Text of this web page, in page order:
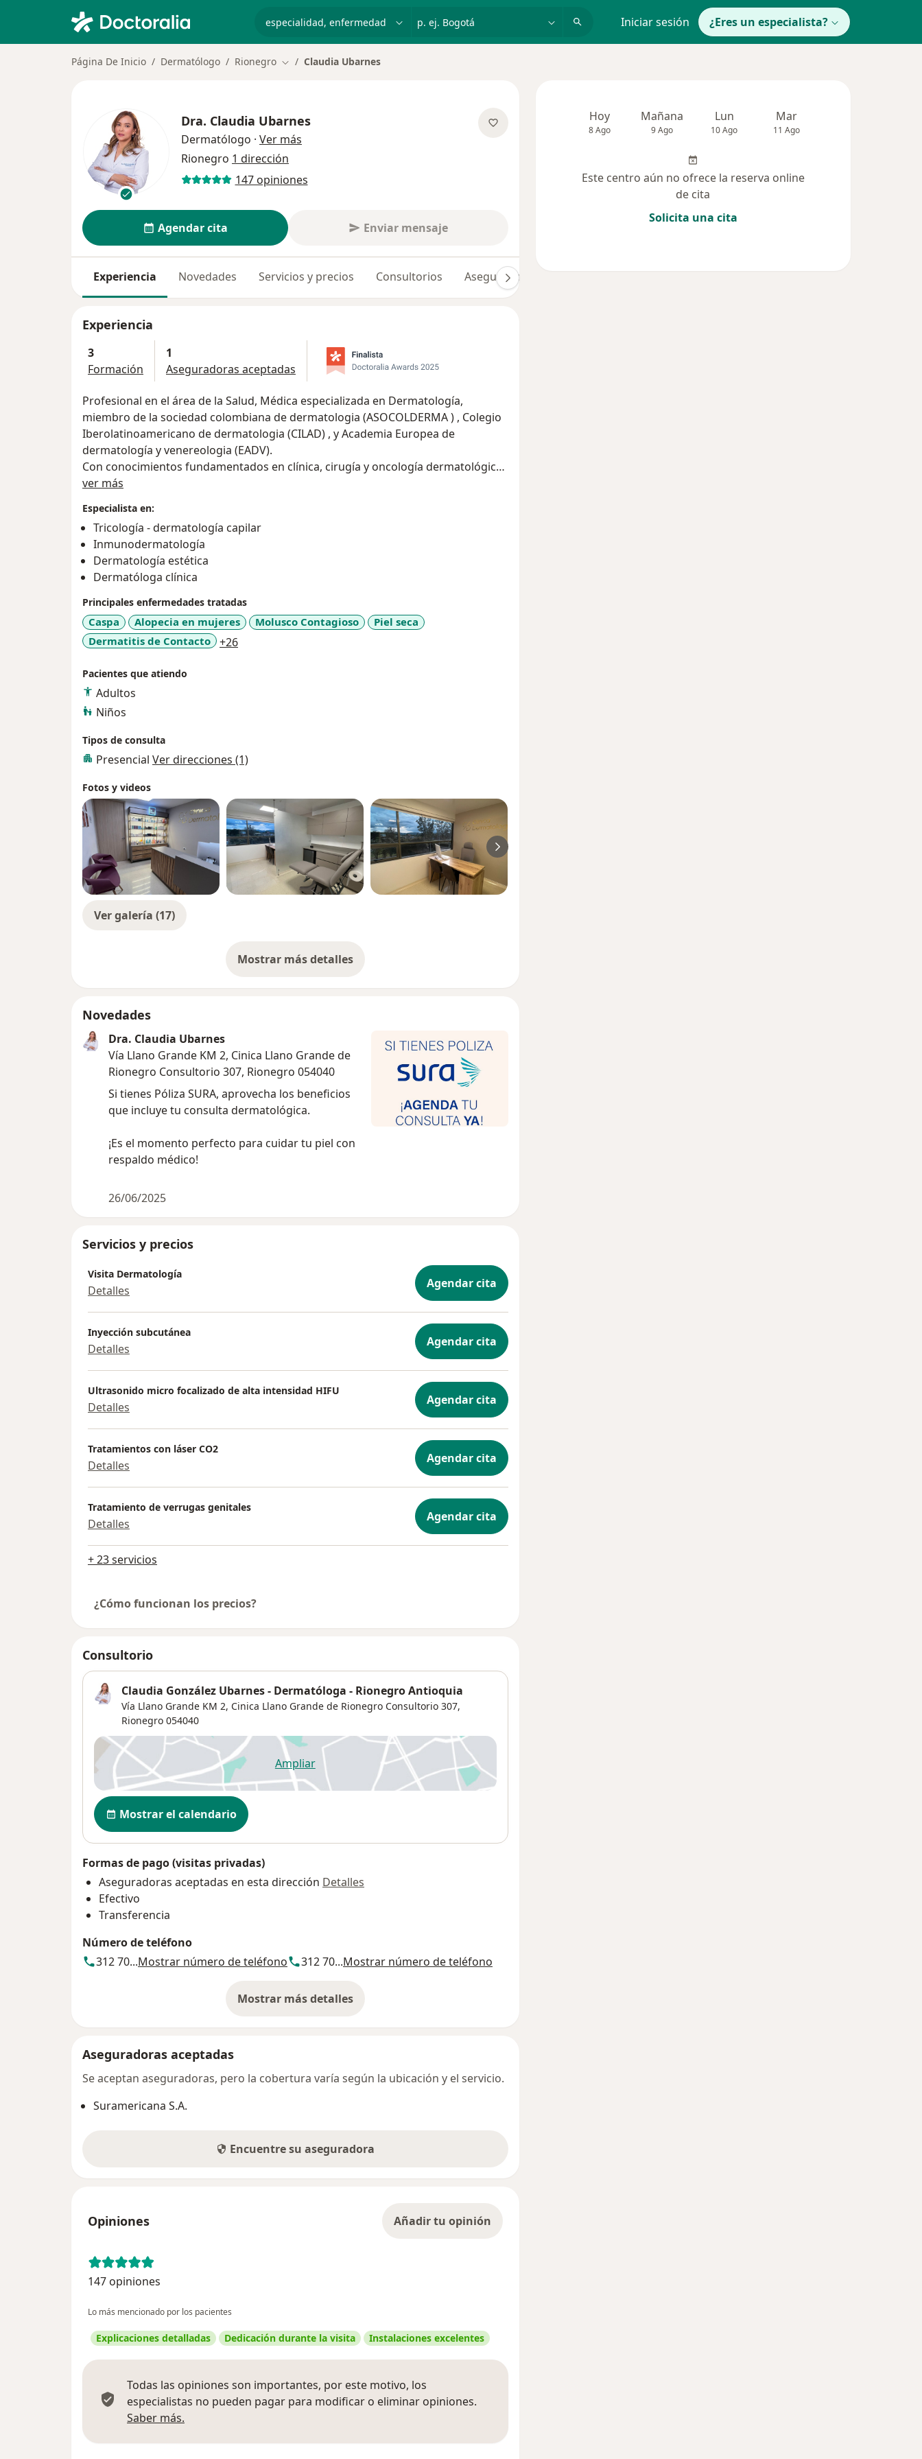
p. ej. Bogotá Iniciar sesión ¿Eres un especialista?
Página De Inicio Dermatólogo Rionegro Cambiar de ciudad
Claudia Ubarnes
Dra. Claudia Ubarnes
Dermatólogo · Ver más
Rionegro 1 dirección
147 opiniones
Agendar cita Enviar mensaje
Experiencia Novedades Servicios y precios Consultorios Aseguradoras
Experiencia
3
Formación
1
Aseguradoras aceptadas
Profesional en el área de la Salud, Médica especializada en Dermatología,
miembro de la sociedad colombiana de dermatologia (ASOCOLDERMA ) , Colegio
Iberolatinoamericano de dermatologia (CILAD) , y Academia Europea de
dermatología y venereologia (EADV).
Con conocimientos fundamentados en clínica, cirugía y oncología dermatológica,
formación en dermatoscopia, y Tricologia para el servicio a la comunidad, con
ver más
Especialista en:
Tricología - dermatología capilar
Inmunodermatología
Dermatología estética
Dermatóloga clínica
Principales enfermedades tratadas
Caspa Alopecia en mujeres Molusco Contagioso
Piel seca
Dermatitis de Contacto
+26a11y_sr_more_diseases
Pacientes que atiendo
Adultos
Niños
Tipos de consulta
Presencial Ver direcciones (1)
Fotos y videos
Ver galería (17)
Mostrar más detalles
sobre la experiencia
Novedades
Dra. Claudia Ubarnes
Vía Llano Grande KM 2, Cinica Llano Grande de
Rionegro Consultorio 307, Rionegro 054040
Si tienes Póliza SURA, aprovecha los beneficios
que incluye tu consulta dermatológica.
¡Es el momento perfecto para cuidar tu piel con
respaldo médico!
26/06/2025
Servicios y precios
Visita Dermatología
Detalles Agendar cita
Inyección subcutánea
Detalles Agendar cita
Ultrasonido micro focalizado de alta intensidad HIFU
Detalles Agendar cita
Tratamientos con láser CO2
Detalles Agendar cita
Tratamiento de verrugas genitales
Detalles Agendar cita
+ 23 servicios
¿Cómo funcionan los precios?
Consultorio
Claudia González Ubarnes - Dermatóloga - Rionegro Antioquia
Vía Llano Grande KM 2, Cinica Llano Grande de Rionegro Consultorio 307,
Rionegro 054040
Ampliarse abre en una nueva pestaña
Disponibilidad
Mostrar el calendario
Formas de pago (visitas privadas)
Aseguradoras aceptadas en esta dirección Detalles
Efectivo
Transferencia
Número de teléfono
312 70...Mostrar número de teléfono 312 70...Mostrar número de teléfono
Mostrar más detalles
sobre la dirección
Aseguradoras aceptadas
Se aceptan aseguradoras, pero la cobertura varía según la ubicación y el servicio.
Suramericana S.A.
Encuentre su aseguradora
Opiniones Añadir tu opinión
147 opiniones
Lo más mencionado por los pacientes
Explicaciones detalladas Dedicación durante la visita Instalaciones excelentes
Todas las opiniones son importantes, por este motivo, los
especialistas no pueden pagar para modificar o eliminar opiniones.
Saber más.
Hoy
8 Ago
Mañana
9 Ago
Lun
10 Ago
Mar
11 Ago
Este centro aún no ofrece la reserva online
de cita
Solicita una cita